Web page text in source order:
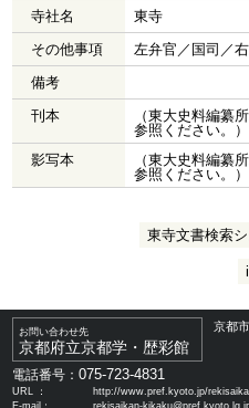
寺社名
東寺
その他事項
左弁官／国司／
備考
刊本
（東大史料編纂
参照ください。）
影写本
（東大史料編纂
参照ください。）
東寺文書検索
お問い合わせ先
京都府立京都学・歴彩館
京都
電話番号：075-723-4831
URL ：
http://www.pref.kyoto.jp/
E-mail：
rekisaikan-